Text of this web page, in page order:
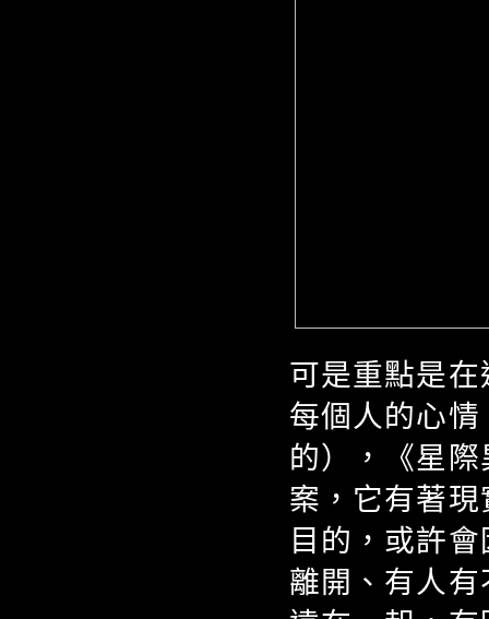
可是重點是
每個人的心
的），《星
案，它有著
目的，或許
離開、有人